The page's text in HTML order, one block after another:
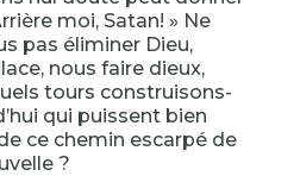
moi, Satan! » Ne
pas éliminer Dieu,
nous faire dieux,
tours construisons-
qui puissent bien
ce chemin escarpé de
?